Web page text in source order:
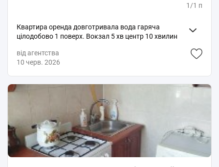
1/1 п
Квартира оренда довготривала вода гаряча
цілодобово 1 поверх. Вокзал 5 хв центр 10 хвилин
від агентства
10 черв. 2026